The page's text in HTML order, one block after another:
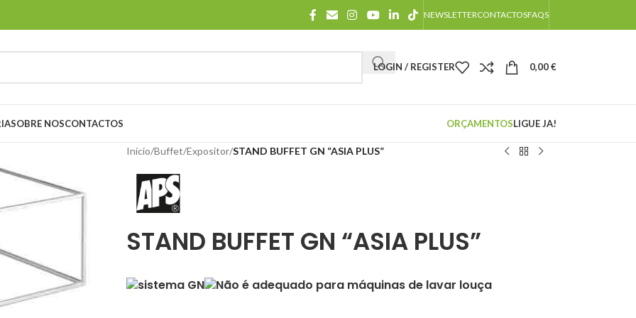
NEWSLETTERCONTACTOSFAQS
LOGIN / REGISTER 0,00€
SOBRE NOSCONTACTOS ORÇAMENTOSLIGUE JA!
Início/Buffet/Expositor/STAND BUFFET GN “ASIA PLUS”
STAND BUFFET GN “ASIA PLUS”